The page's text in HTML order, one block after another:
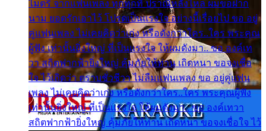
ไมตรี จากแฟนเพลง ทุกทุกที่ ปราณีหลั่งไหล ผมขอฝาก
นาม ยอดรักเอาไว้ โปรดเป็นแรงใจ อย่างนี้เรื่อยไป ขอ อยู่
คู่แฟนเพลง ไม่เคยคิดว่าเก่ง หรือดังกว่าใคร..ใคร พระคุณ
ผู้ฟัง เท่านั้นยิ่งใหญ่ ที่เป็นแรงใจ ให้ผมดังมา.. ขอ องค์เท
วา สถิตฟากฟ้ายิ่งใหญ่ คุ้มภัยให้ท่าน เถิดหนา ขอจงเชื่อ
ใจ ไว้เถิดว่า ตราบชั่วชีวา ไม่ลืมแฟนเพลง ขอ อยู่คู่แฟน
เพลง ไม่เคยคิดว่าเก่ง หรือดังกว่าใคร..ใคร พระคุณผู้ฟัง
เท่านั้นยิ่งใหญ่ ที่เป็นแรงใจ ให้ผมดังมา.. ขอ องค์เทวา
สถิตฟากฟ้ายิ่งใหญ่ คุ้มภัยให้ท่าน เถิดหนา ขอจงเชื่อใจ ไว้